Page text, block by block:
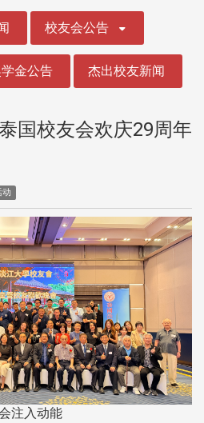
校友会公告
金公告 杰出校友新闻
国校友会欢庆29周年
动
注入动能